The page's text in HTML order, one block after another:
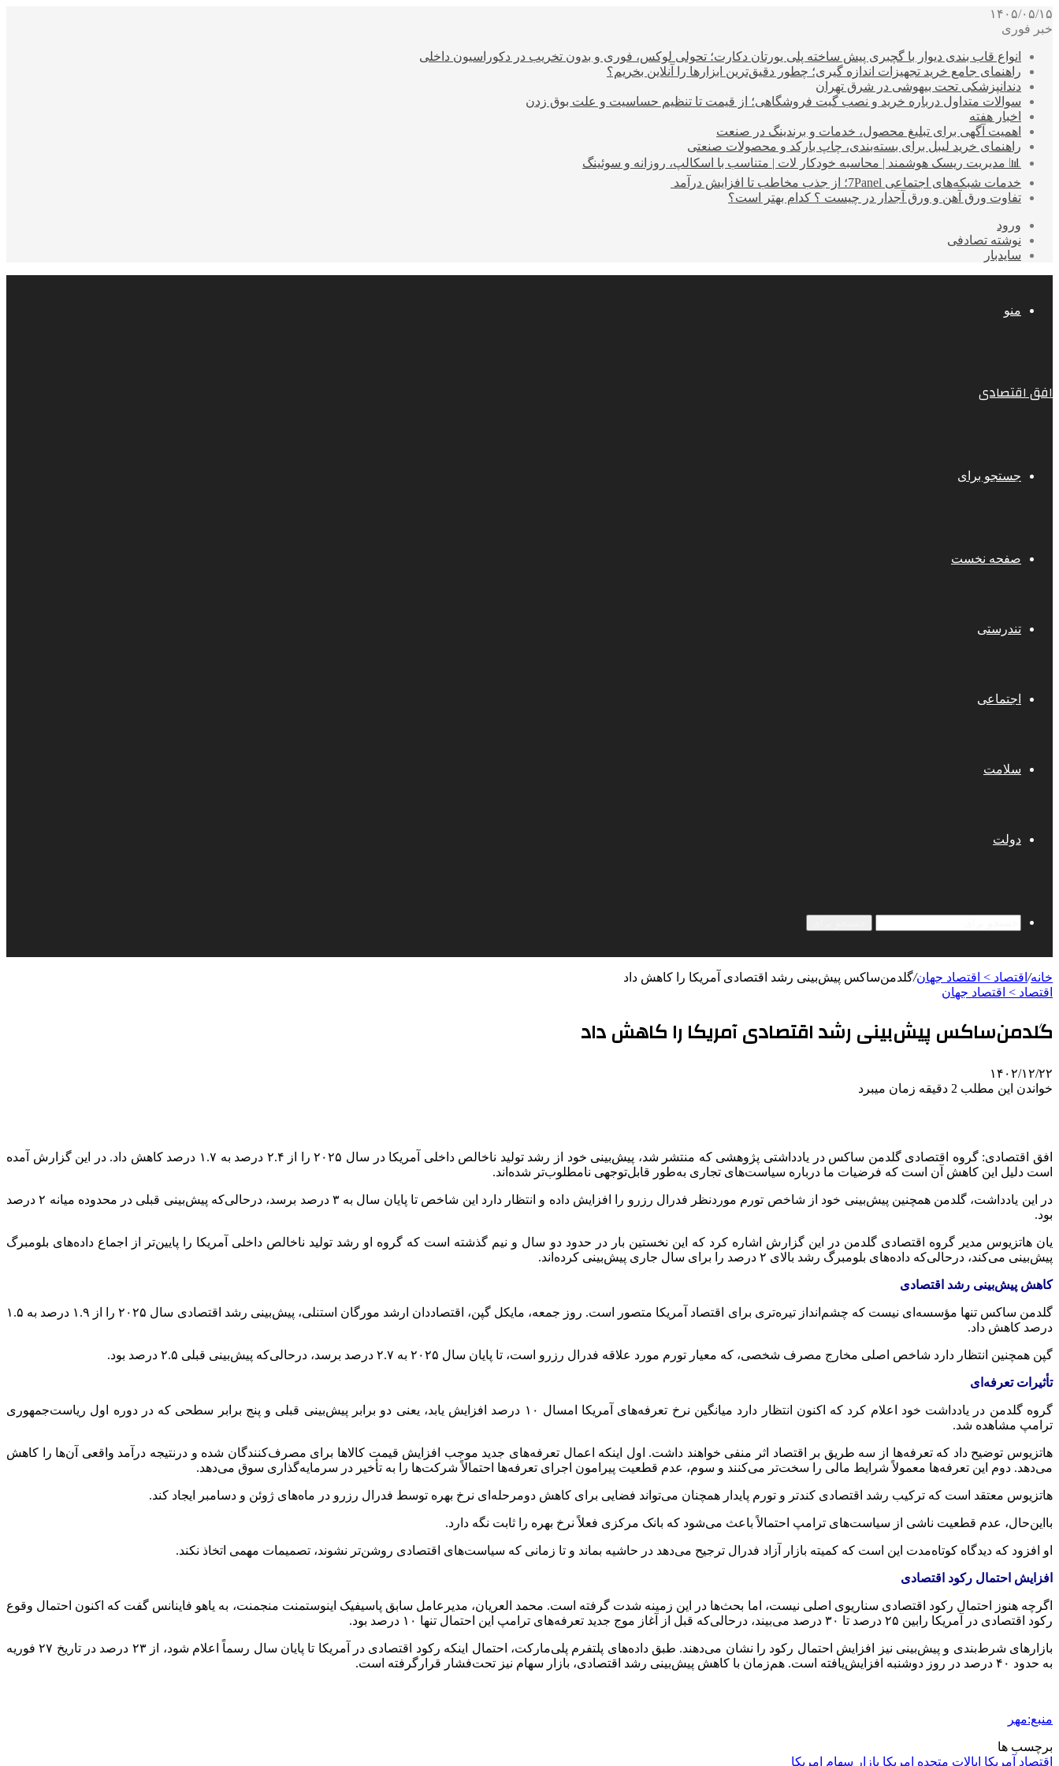
۱۴۰۵/۰۵/۱۵
خبر فوری
انواع قاب بندی دیوار با گچبری پیش ساخته پلی یورتان دکارت؛ تحولی لوکس، فوری و بدون تخریب در دکوراسیون داخلی
راهنمای جامع خرید تجهیزات اندازه گیری؛ چطور دقیق‌ترین ابزارها را آنلاین بخریم؟
دندانپزشکی تحت بیهوشی در شرق تهران
سوالات متداول درباره خرید و نصب گیت فروشگاهی؛ از قیمت تا تنظیم حساسیت و علت بوق زدن
اخبار هفته
اهمیت آگهی برای تبلیغ محصول، خدمات و برندینگ در صنعت
راهنمای خرید لیبل برای بسته‌بندی، چاپ بارکد و محصولات صنعتی
📊 مدیریت ریسک هوشمند | محاسبه خودکار لات | متناسب با اسکالپ، روزانه و سوئینگ
خدمات شبکه‌های اجتماعی 7Panel؛ از جذب مخاطب تا افزایش درآمد
تفاوت ورق آهن و ورق آجدار در چیست ؟ کدام بهتر است؟
ورود
نوشته تصادفی
سایدبار
منو
افق اقتصادی
جستجو برای
صفحه نخست
تندرستی
اجتماعی
سلامت
دولت
خانه/ اقتصاد > اقتصاد جهان/گلدمن‌ساکس پیش‌بینی‌ رشد اقتصادی آمریکا را کاهش داد
اقتصاد > اقتصاد جهان
گلدمن‌ساکس پیش‌بینی‌ رشد اقتصادی آمریکا را کاهش داد
۱۴۰۲/۱۲/۲۲
خواندن این مطلب 2 دقیقه زمان میبرد
افق اقتصادی: گروه اقتصادیگلدمن ساکس
در یادداشتی پژوهشی که منتشر شد، پیش‌بینی خود از رشد تولید ناخالص داخلی آمریکا در سال ۲۰۲۵ را از ۲.۴ درصد به ۱.۷ درصد کاهش داد. در این گزارش آمده
است دلیل این کاهش آن است که فرضیات ما درباره سیاست‌های تجاری به‌طور قابل‌توجهی نامطلوب‌تر شده‌اند.
در این یادداشت، گلدمن
همچنین پیش‌بینی خود از شاخص تورم موردنظر فدرال رزرو را افزایش داده و انتظار دارد این شاخص تا پایان سال به ۳ درصد برسد، درحالی‌که پیش‌بینی قبلی در محدوده میانه ۲ درصد
بود.
یان هاتزیوس مدیر گروه اقتصادیگلدمن در این گزارش اشاره کرد که این نخستین بار در حدود دو سال و نیم گذشته است که گروه او رشد تولید ناخالص داخلی آمریکا را پایین‌تر از اجماع داده‌های بلومبرگ
پیش‌بینی می‌کند، درحالی‌که داده‌های بلومبرگ رشد بالای ۲ درصد را برای سال جاری پیش‌بینی کرده‌اند.
کاهش پیش‌بینی رشد اقتصادی
گلدمن ساکس تنها مؤسسه‌ای نیست که چشم‌انداز تیره‌تری برای اقتصاد آمریکا متصور است. روز جمعه، مایکل گپن
، اقتصاددان ارشد مورگان استنلی، پیش‌بینی رشد اقتصادی سال ۲۰۲۵ را از ۱.۹ درصد به ۱.۵
درصد کاهش داد.
گپن همچنین انتظار دارد شاخص اصلی مخارج مصرف شخصی، که معیار تورم مورد علاقه فدرال رزرو است، تا پایان سال ۲۰۲۵ به ۲.۷ درصد برسد، درحالی‌که پیش‌بینی قبلی ۲.۵ درصد بود.
تأثیرات تعرفه‌ای
گروهگلدمن
در یادداشت خود اعلام کرد که اکنون انتظار دارد میانگین نرخ تعرفه‌های آمریکا امسال ۱۰ درصد افزایش یابد، یعنی دو برابر پیش‌بینی قبلی و پنج برابر سطحی که در دوره اول ریاست‌جمهوری
ترامپ مشاهده شد.
هاتزیوس توضیح داد که تعرفه‌ها از سه طریق بر اقتصاد اثر منفی خواهند داشت. اول اینکه اعمال تعرفه‌های جدید موجب افزایش قیمت کالاها برای مصرف‌کنندگان شده و درنتیجه درآمد واقعی آن‌ها را کاهش
می‌دهد. دوم این تعرفه‌ها معمولاً شرایط مالی را سخت‌تر می‌کنند و سوم، عدم قطعیت پیرامون اجرای تعرفه‌ها احتمالاً شرکت‌ها را به تأخیر در سرمایه‌گذاری سوق می‌دهد.
هاتزیوس معتقد است که ترکیب رشد اقتصادی کندتر و تورم پایدار همچنان می‌تواند فضایی برای کاهش دومرحله‌ای نرخ بهره توسط فدرال رزرو در ماه‌های ژوئن و دسامبر ایجاد کند.
بااین‌حال، عدم قطعیت ناشی از سیاست‌های ترامپ احتمالاً باعث می‌شود که بانک مرکزی فعلاً نرخ بهره را ثابت نگه دارد.
او افزود که دیدگاه کوتاه‌مدت این است که کمیته بازار آزاد فدرال ترجیح می‌دهد در حاشیه بماند و تا زمانی که سیاست‌های اقتصادی روشن‌تر نشوند، تصمیمات مهمی اتخاذ نکند.
افزایش احتمال رکود اقتصادی
اگرچه هنوز احتمال رکود اقتصادی سناریوی اصلی نیست، اما بحث‌ها در این زمینه شدت گرفته است. محمد العریان، مدیرعامل سابق پاسیفیک اینوستمنت منجمنت، به یاهو فاینانس گفت که اکنون احتمال وقوع
رکود اقتصادی در آمریکا رابین ۲۵ درصد تا ۳۰ درصد می‌بیند، درحالی‌که قبل از آغاز موج جدید تعرفه‌های ترامپ این احتمال تنها ۱۰ درصد بود.
بازارهای شرط‌بندی و پیش‌بینی نیز افزایش احتمال رکود را نشان می‌دهند. طبق داده‌های پلتفرم پلی‌مارکت، احتمال اینکه رکود اقتصادی در آمریکا تا پایان سال رسماً اعلام شود، از ۲۳ درصد در تاریخ ۲۷ فوریه
به حدود ۴۰ درصد در روز دوشنبه افزایش‌یافته است. هم‌زمان با کاهش پیش‌بینی رشد اقتصادی، بازار سهام نیز تحت‌فشار قرارگرفته است.
منبع:مهر
برچسب ها
اقتصاد آمریکا ایالات متحده امریکا بازار سهام امریکا